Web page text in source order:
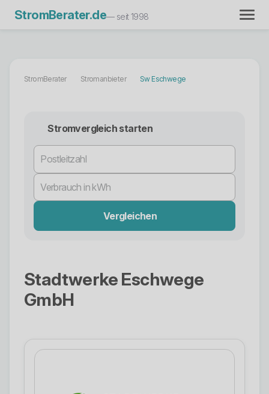
StromBerater.de— seit 1998
StromBerater Stromanbieter Sw Eschwege
Stromvergleich starten
Vergleichen
Stadtwerke Eschwege
GmbH